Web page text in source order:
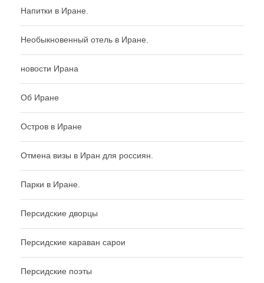
Напитки в Иране.
Необыкновенный отель в Иране.
новости Ирана
Об Иране
Остров в Иране
Отмена визы в Иран для россиян.
Парки в Иране.
Персидские дворцы
Персидские караван сарои
Персидские поэты